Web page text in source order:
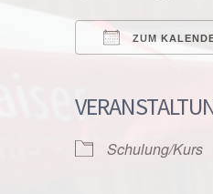
ZUM
Schulung/Kurs